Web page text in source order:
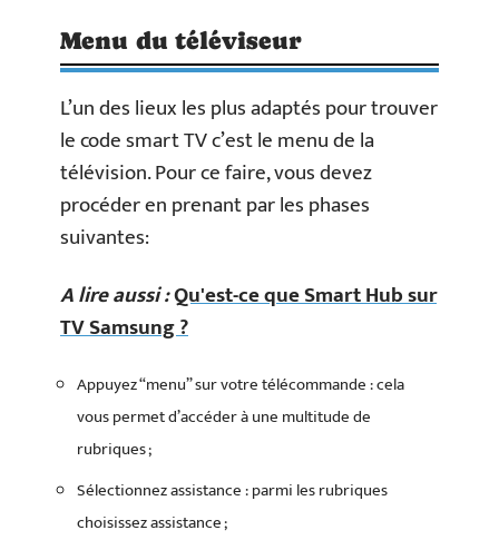
Menu du téléviseur
L’un des lieux les plus adaptés pour trouver
le code smart TV c’est le menu de la
télévision. Pour ce faire, vous devez
procéder en prenant par les phases
suivantes:
A lire aussi :Qu'est-ce que Smart Hub sur
TV Samsung ?
Appuyez “menu” sur votre télécommande : cela
vous permet d’accéder à une multitude de
rubriques ;
Sélectionnez assistance : parmi les rubriques
choisissez assistance ;